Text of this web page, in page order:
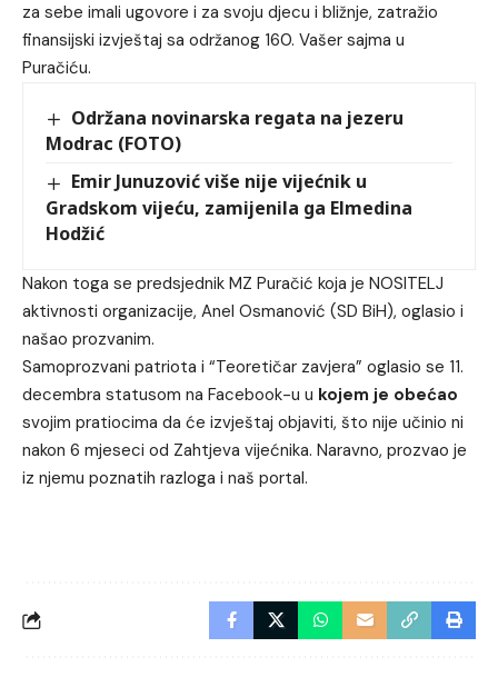
za sebe imali ugovore i za svoju djecu i bližnje, zatražio
finansijski izvještaj sa održanog 160. Vašer sajma u
Puračiću.
Održana novinarska regata na jezeru
Modrac (FOTO)
Emir Junuzović više nije vijećnik u
Gradskom vijeću, zamijenila ga Elmedina
Hodžić
Nakon toga se predsjednik MZ Puračić koja je NOSITELJ
aktivnosti organizacije, Anel Osmanović (SD BiH), oglasio i
našao prozvanim.
Samoprozvani patriota i “Teoretičar zavjera” oglasio se 11.
decembra statusom na Facebook-u u kojem je obećao
svojim pratiocima da će izvještaj objaviti, što nije učinio ni
nakon 6 mjeseci od Zahtjeva vijećnika. Naravno, prozvao je
iz njemu poznatih razloga i naš portal.